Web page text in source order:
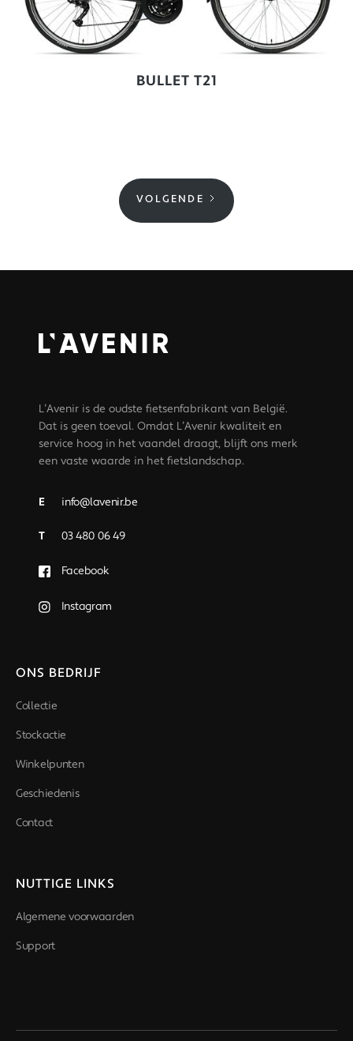
BULLET T21
VOLGENDE
L’Avenir is de oudste fietsenfabrikant van België.
Dat is geen toeval. Omdat L’Avenir kwaliteit en
service hoog in het vaandel draagt, blijft ons merk
een vaste waarde in het fietslandschap.
E info@lavenir.be
T 03 480 06 49
Facebook
Instagram
ONS BEDRIJF
Collectie
Stockactie
Winkelpunten
Geschiedenis
Contact
NUTTIGE LINKS
Algemene voorwaarden
Support